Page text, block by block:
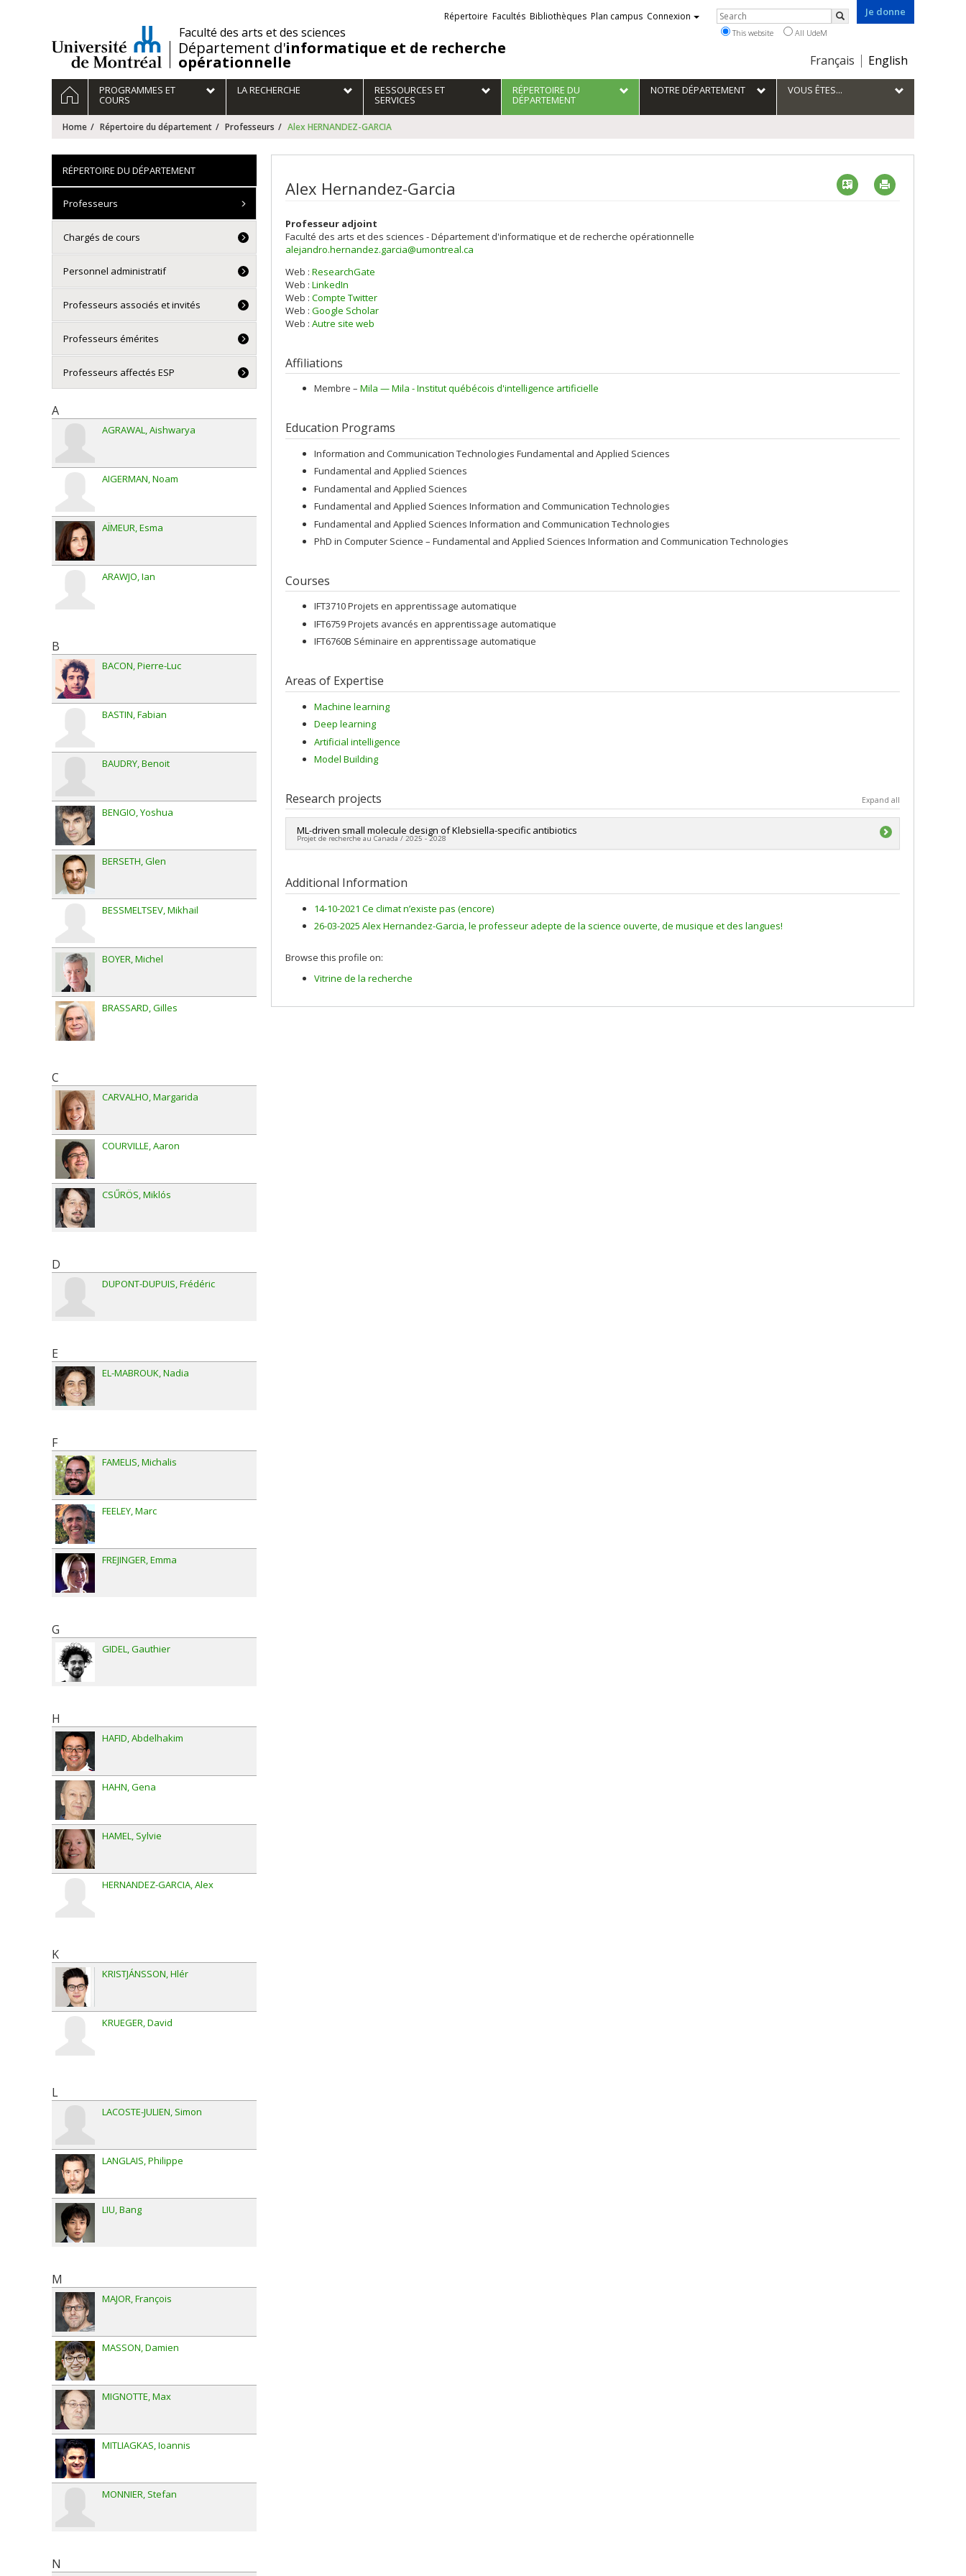
/Faculté des arts et des sciences
Département d'informatique et de recherche
opérationnelle
Je donne
Choix
la
langue
Français English
Liens
externes
Répertoire Facultés Bibliothèques Plan campus Connexion Rechercher
Search
This website All UdeM
Navigation
principale
HOMEPROGRAMMES ET
COURS
LA RECHERCHE RESSOURCES ET
SERVICES
RÉPERTOIRE DU
DÉPARTEMENT
NOTRE DÉPARTEMENT VOUS ÊTES...
Home Répertoire du département Professeurs Alex HERNANDEZ-GARCIA
Alex Hernandez-Garcia Vcard
Professeur adjoint
Faculté des arts et des sciences - Département d'informatique et de recherche opérationnelle
alejandro.hernandez.garcia@umontreal.ca
Web : ResearchGate
Web : LinkedIn
Web : Compte Twitter
Web : Google Scholar
Web : Autre site web
Affiliations
Membre – Mila — Mila - Institut québécois d'intelligence artificielle
Education Programs
Information and Communication Technologies Fundamental and Applied Sciences
Fundamental and Applied Sciences
Fundamental and Applied Sciences
Fundamental and Applied Sciences Information and Communication Technologies
Fundamental and Applied Sciences Information and Communication Technologies
PhD in Computer Science – Fundamental and Applied Sciences Information and Communication Technologies
Courses
IFT3710 Projets en apprentissage automatique
IFT6759 Projets avancés en apprentissage automatique
IFT6760B Séminaire en apprentissage automatique
Areas of Expertise
Machine learning
Deep learning
Artificial intelligence
Model Building
Research projects Expand all
ML-driven small molecule design of Klebsiella-specific antibiotics
Projet de recherche au Canada / 2025 - 2028
Grant programs:
Additional Information
14-10-2021 Ce climat n’existe pas (encore)
26-03-2025 Alex Hernandez-Garcia, le professeur adepte de la science ouverte, de musique et des langues!
Browse this profile on:
Vitrine de la recherche
RÉPERTOIRE DU DÉPARTEMENT
Professeurs
Chargés de cours
Personnel administratif
Professeurs associés et invités
Professeurs émérites
Professeurs affectés ESP
A
AGRAWAL Aishwarya
AIGERMAN Noam
AÏMEUR Esma
ARAWJO Ian
B
BACON Pierre-Luc
BASTIN Fabian
BAUDRY Benoit
BENGIO Yoshua
BERSETH Glen
BESSMELTSEV Mikhail
BOYER Michel
BRASSARD Gilles
C
CARVALHO Margarida
COURVILLE Aaron
CSŰRÖS Miklós
D
DUPONT-DUPUIS Frédéric
E
EL-MABROUK Nadia
F
FAMELIS Michalis
FEELEY Marc
FREJINGER Emma
G
GIDEL Gauthier
H
HAFID Abdelhakim
HAHN Gena
HAMEL Sylvie
HERNANDEZ-GARCIA Alex
K
KRISTJÁNSSON Hlér
KRUEGER David
L
LACOSTE-JULIEN Simon
LANGLAIS Philippe
LIU Bang
M
MAJOR François
MASSON Damien
MIGNOTTE Max
MITLIAGKAS Ioannis
MONNIER Stefan
N